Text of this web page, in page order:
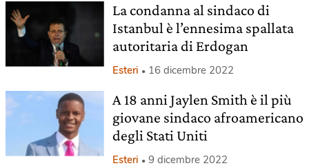
La condanna al sindaco di
Istanbul è l’ennesima spallata
autoritaria di Erdogan
Esteri 16 dicembre 2022
A 18 anni Jaylen Smith è il più
giovane sindaco afroamericano
degli Stati Uniti
Esteri 9 dicembre 2022